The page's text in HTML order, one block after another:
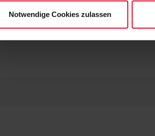
Notwendige Cookies zulassen
07.08.2026